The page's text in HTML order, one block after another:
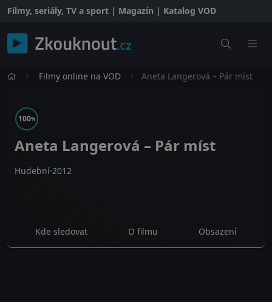
Filmy, seriály, TV a sport | Magazín | Katalog VOD
Filmy online na VOD Aneta Langerová – Pár míst
100%
Aneta Langerová – Pár míst
Hudební 2012
Kde sledovat O filmu Obsazení